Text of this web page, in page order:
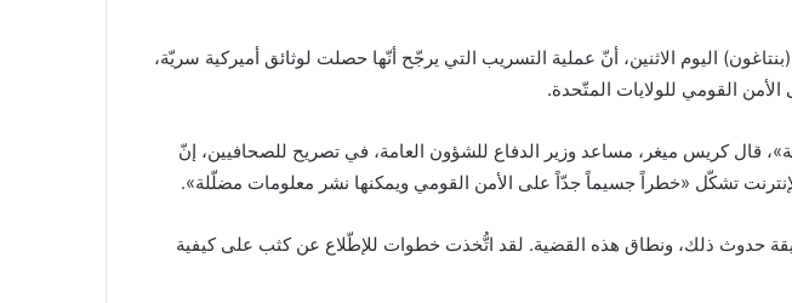
(بنتاغون) اليوم الاثنين، أنّ عملية التسريب التي يرجّح أنّها حصلت لوثائق أميركية سريّة،
القومي للولايات المتّحدة.
قال كريس ميغر، مساعد وزير الدفاع للشؤون العامة، في تصريح للصحافيين، إنّ
الإنترنت تشكّل «خطراً جسيماً جدّاً على الأمن القومي ويمكنها نشر معلومات مضلّلة».
حدوث ذلك، ونطاق هذه القضية. لقد اتُّخذت خطوات للإطّلاع عن كثب على كيفية